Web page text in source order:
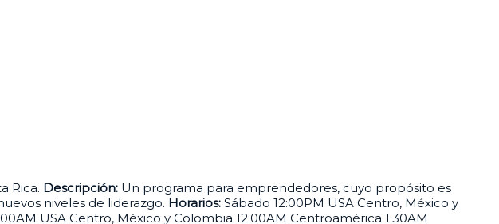
Rica. Descripción: Un programa para emprendedores, cuyo propósito es
niveles de liderazgo. Horarios: Sábado 12:00PM USA Centro, México y
USA Centro, México y Colombia 12:00AM Centroamérica 1:30AM